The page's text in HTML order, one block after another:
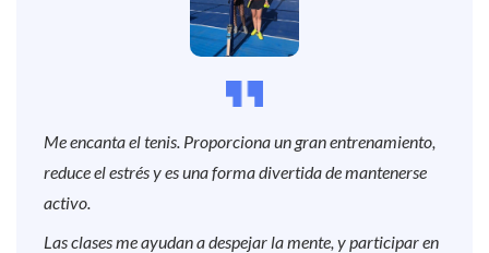
Me encanta el tenis. Proporciona un gran entrenamiento,
reduce el estrés y es una forma divertida de mantenerse
activo.
Las clases me ayudan a despejar la mente, y participar en